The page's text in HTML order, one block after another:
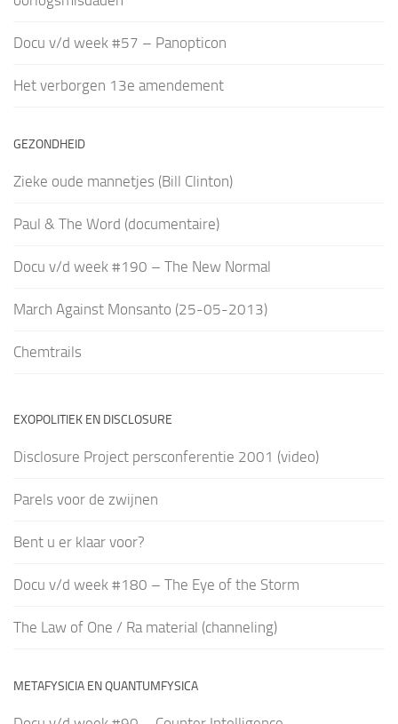
Docu v/d week #57 – Panopticon
Het verborgen 13e amendement
GEZONDHEID
Zieke oude mannetjes (Bill Clinton)
Paul & The Word (documentaire)
Docu v/d week #190 – The New Normal
March Against Monsanto (25-05-2013)
Chemtrails
EXOPOLITIEK EN DISCLOSURE
Disclosure Project persconferentie 2001 (video)
Parels voor de zwijnen
Bent u er klaar voor?
Docu v/d week #180 – The Eye of the Storm
The Law of One / Ra material (channeling)
METAFYSICIA EN QUANTUMFYSICA